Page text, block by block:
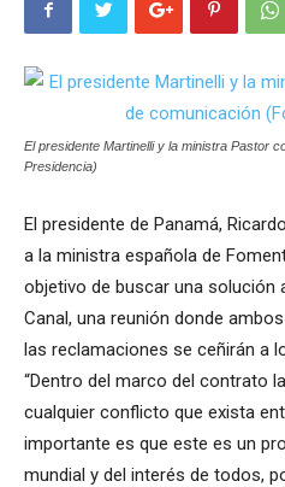
El presidente Martinelli y la ministra Pastor
Presidencia)
El presidente de Panamá,
a la ministra española de
objetivo de buscar una solución
Canal, una reunión donde
las reclamaciones se ceñirán a
“Dentro del marco del contrato
cualquier conflicto que exista
importante es que este es un
mundial y del interés de todos,